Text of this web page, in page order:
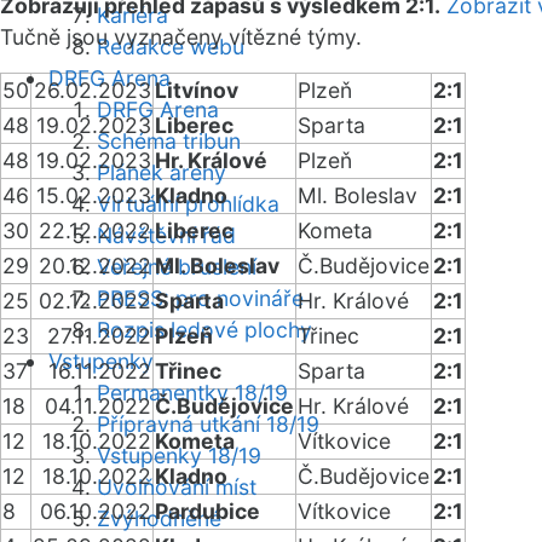
Kariéra
Redakce webu
DRFG Arena
DRFG Arena
Schéma tribun
Plánek areny
Virtuální prohlídka
Návštěvní řád
Veřejné bruslení
PRESS: pro novináře
Rozpis ledové plochy
Vstupenky
Permanentky 18/19
Přípravná utkání 18/19
Vstupenky 18/19
Uvolňování míst
Zvýhodněné
Zobrazuji přehled zápasů s výsledkem 2:1. Zobrazit
Tučně jsou vyznačeny vítězné týmy.
50 26.02.2023Litvínov Plzeň
2:1
48 19.02.2023 Liberec Sparta
2:1
48 19.02.2023 Hr. Králové Plzeň
2:1
46 15.02.2023Kladno Ml. Boleslav
2:1
30 22.12.2022Liberec Kometa
2:1
29 20.12.2022Ml. Boleslav Č.Budějovice2:1
25 02.12.2022Sparta Hr. Králové
2:1
23
27.11.2022Plzeň Třinec
2:1
37
16.11.2022Třinec Sparta
2:1
18
04.11.2022Č.Budějovice Hr. Králové
2:1
12
18.10.2022Kometa Vítkovice
2:1
12
18.10.2022Kladno Č.Budějovice2:1
8
06.10.2022Pardubice Vítkovice
2:1